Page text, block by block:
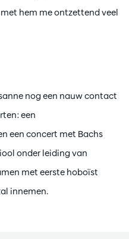
hem me ontzettend veel
nog een nauw contact
een
een concert met Bachs
onder leiding van
met eerste hoboïst
innemen.